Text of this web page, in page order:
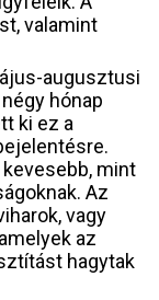
valamint
augusztusi
hónap
ki ez a
mint
Az
vagy
az
hagytak